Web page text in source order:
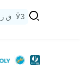
ق ز ЎЗ